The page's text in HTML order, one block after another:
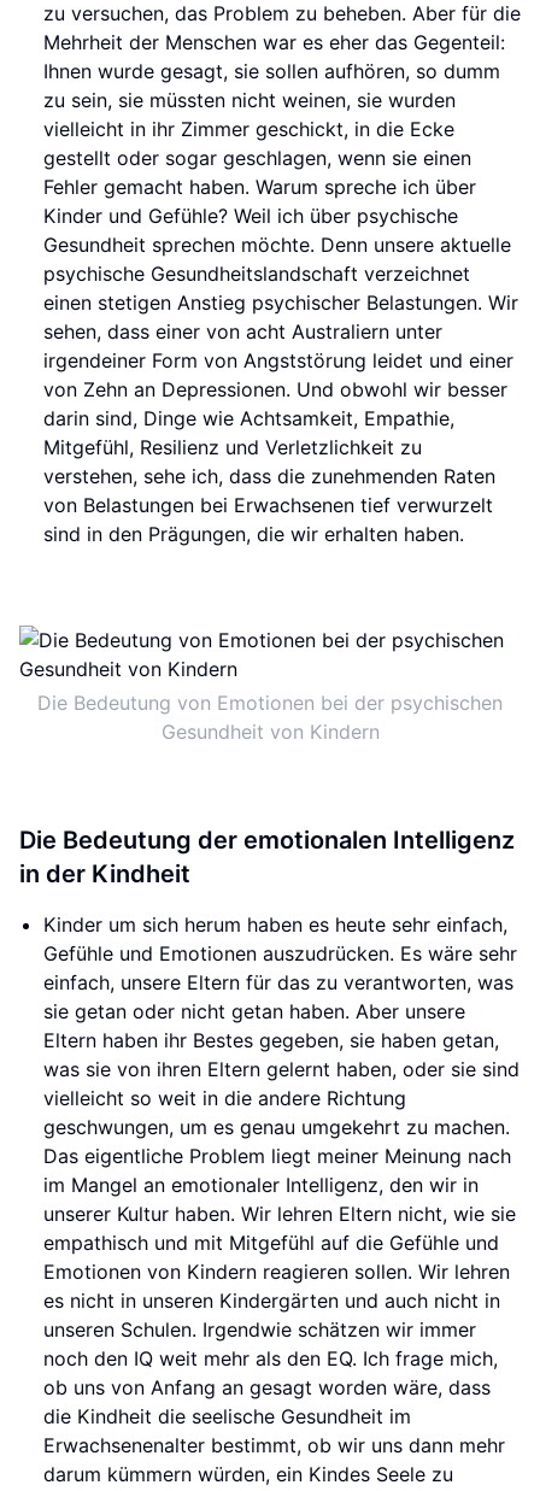
zu versuchen, das Problem zu beheben. Aber für die
Mehrheit der Menschen war es eher das Gegenteil:
Ihnen wurde gesagt, sie sollen aufhören, so dumm
zu sein, sie müssten nicht weinen, sie wurden
vielleicht in ihr Zimmer geschickt, in die Ecke
gestellt oder sogar geschlagen, wenn sie einen
Fehler gemacht haben. Warum spreche ich über
Kinder und Gefühle? Weil ich über psychische
Gesundheit sprechen möchte. Denn unsere aktuelle
psychische Gesundheitslandschaft verzeichnet
einen stetigen Anstieg psychischer Belastungen. Wir
sehen, dass einer von acht Australiern unter
irgendeiner Form von Angststörung leidet und einer
von Zehn an Depressionen. Und obwohl wir besser
darin sind, Dinge wie Achtsamkeit, Empathie,
Mitgefühl, Resilienz und Verletzlichkeit zu
verstehen, sehe ich, dass die zunehmenden Raten
von Belastungen bei Erwachsenen tief verwurzelt
sind in den Prägungen, die wir erhalten haben.
Die Bedeutung von Emotionen bei der psychischen
Gesundheit von Kindern
Die Bedeutung der emotionalen Intelligenz
in der Kindheit
Kinder um sich herum haben es heute sehr einfach,
Gefühle und Emotionen auszudrücken. Es wäre sehr
einfach, unsere Eltern für das zu verantworten, was
sie getan oder nicht getan haben. Aber unsere
Eltern haben ihr Bestes gegeben, sie haben getan,
was sie von ihren Eltern gelernt haben, oder sie sind
vielleicht so weit in die andere Richtung
geschwungen, um es genau umgekehrt zu machen.
Das eigentliche Problem liegt meiner Meinung nach
im Mangel an emotionaler Intelligenz, den wir in
unserer Kultur haben. Wir lehren Eltern nicht, wie sie
empathisch und mit Mitgefühl auf die Gefühle und
Emotionen von Kindern reagieren sollen. Wir lehren
es nicht in unseren Kindergärten und auch nicht in
unseren Schulen. Irgendwie schätzen wir immer
noch den IQ weit mehr als den EQ. Ich frage mich,
ob uns von Anfang an gesagt worden wäre, dass
die Kindheit die seelische Gesundheit im
Erwachsenenalter bestimmt, ob wir uns dann mehr
darum kümmern würden, ein Kindes Seele zu